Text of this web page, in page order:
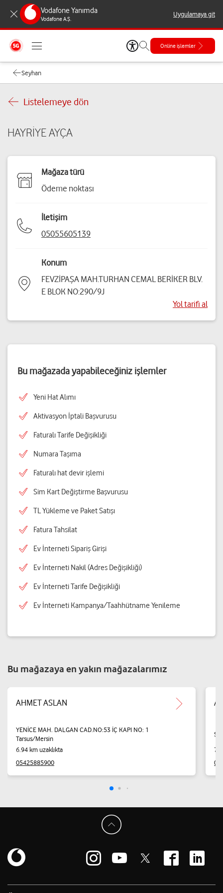
Vodafone Yanımda
Vodafone A.Ş.
Uygulamaya git
Online işlemler
Seyhan
Listelemeye dön
HAYRİYE AYÇA
Mağaza türü
Ödeme noktası
İletişim
05055605139
Konum
FEVZİPAŞA MAH.TURHAN CEMAL BERİKER BLV.
E BLOK NO:290/9J
Yol tarifi al
Bu mağazada yapabileceğiniz işlemler
Yeni Hat Alımı
Aktivasyon İptali Başvurusu
Faturalı Tarife Değişikliği
Numara Taşıma
Faturalı hat devir işlemi
Sim Kart Değiştirme Başvurusu
TL Yükleme ve Paket Satışı
Fatura Tahsilat
Ev İnterneti Sipariş Girişi
Ev İnterneti Nakil (Adres Değişikliği)
Ev İnterneti Tarife Değişikliği
Ev İnterneti Kampanya/Taahhütname Yenileme
Bu mağazaya en yakın mağazalarımız
AHMET ASLAN
YENİCE MAH. DALGAN CAD.NO:53 İÇ KAPI NO: 1
Tarsus/Mersin
6.94 km uzaklıkta
05425885900